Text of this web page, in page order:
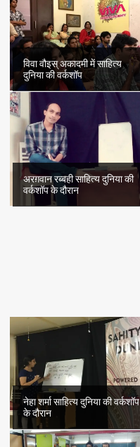
विवा वौइस् अकादमी में साहित्य
दुनिया की वर्कशॉप
अरग़वान रब्बही साहित्य दुनिया की
वर्कशॉप के दौरान
नेहा शर्मा साहित्य दुनिया की वर्कशॉप
के दौरान